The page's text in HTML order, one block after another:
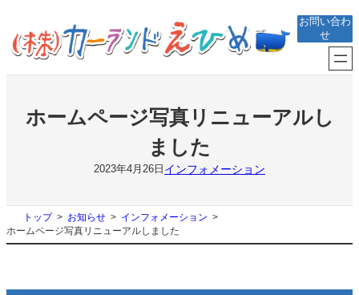
を
ス
キ
お問い合わ
せ
ホームページ写真リニューアルし
ました
2023年4月26日 インフォメーション
トップ お知らせ
インフォメーション
ホームページ写真リニューアルしました